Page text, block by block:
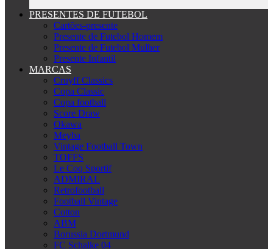
PRESENTES DE FUTEBOL
Cartões-presente
Presente de Futebol Homem
Presente de Futebol Mulher
Presente Infantil
MARCAS
Cruyff Classics
Copa Classic
Copa football
Score Draw
Okawa
Meyba
Vintage Football Town
TOFFS
Le Coq Sportif
ADMIRAL
Retrofootball
Football Vintage
Cotton
ABM
Borussia Dortmund
FC Schalke 04